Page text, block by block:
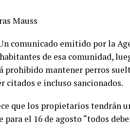
Mauss
comunicado emitido por la
de esa comunidad,
prohibido mantener perros
citados e incluso sancionados.
que los propietarios tendrán
para el 16 de agosto “todos